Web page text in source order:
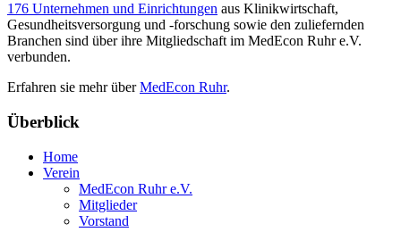
176 Unternehmen und Einrichtungen aus Klinikwirtschaft,
Gesundheitsversorgung und -forschung sowie den zuliefernden
Branchen sind über ihre Mitgliedschaft im MedEcon Ruhr e.V.
verbunden.
Erfahren sie mehr überMedEcon Ruhr.
Überblick
Home
Verein
MedEcon Ruhr e.V.
Mitglieder
Vorstand